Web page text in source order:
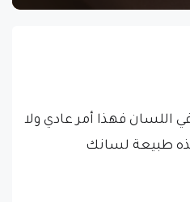
اللسان فهذا أمر عادي ولا
طبيعة لسانك